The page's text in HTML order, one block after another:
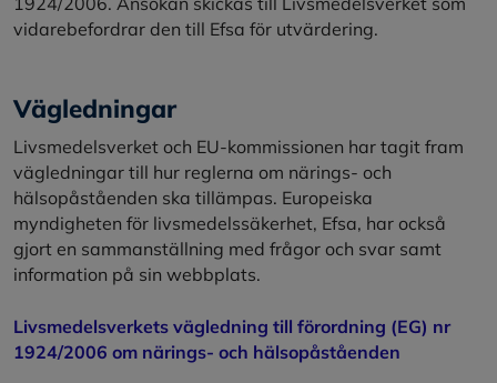
vidarebefordrar den till Efsa för utvärdering.
Vägledningar
Livsmedelsverket och EU-kommissionen har tagit fram
vägledningar till hur reglerna om närings- och
hälsopåståenden ska tillämpas. Europeiska
myndigheten för livsmedelssäkerhet, Efsa, har också
gjort en sammanställning med frågor och svar samt
information på sin webbplats.
Livsmedelsverkets vägledning till förordning (EG) nr
1924/2006 om närings- och hälsopåståenden